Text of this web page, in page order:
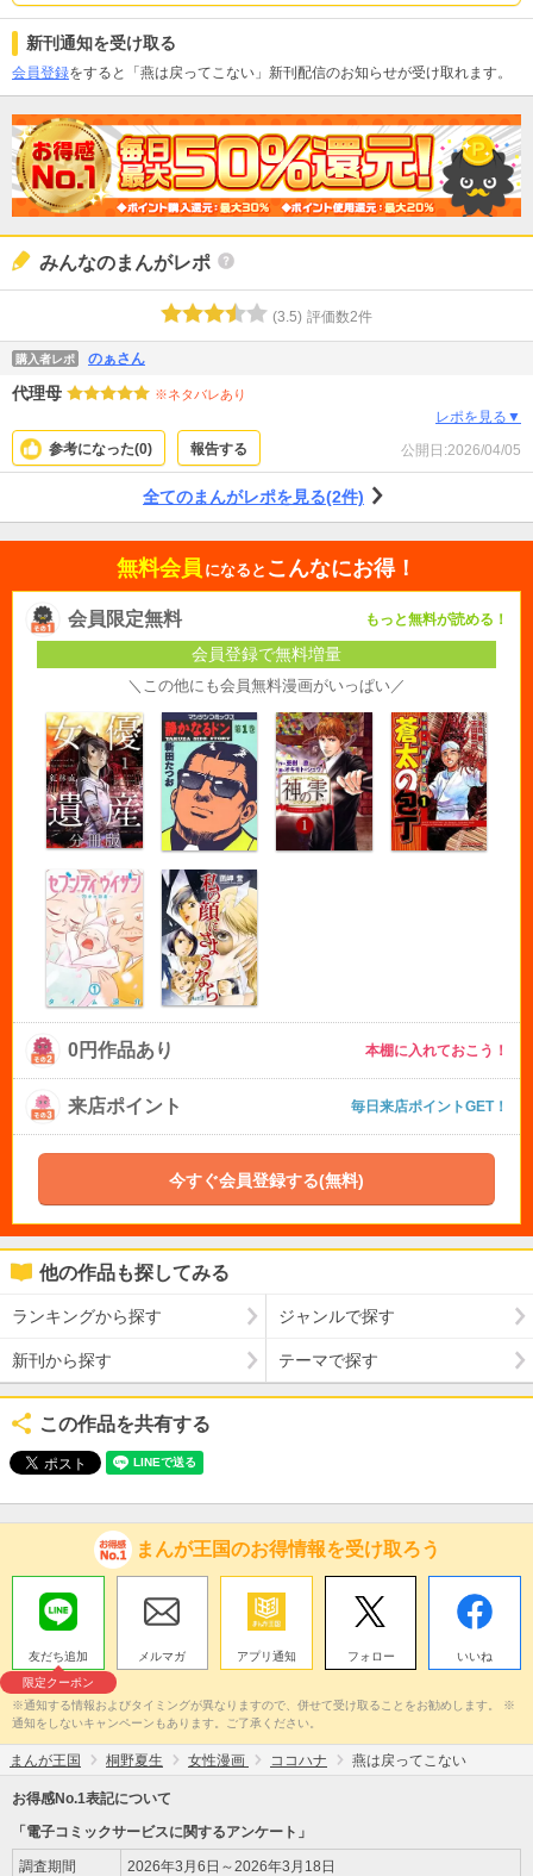
新刊通知を受け取る
会員登録をすると「燕は戻ってこない」新刊配信のお知らせが受け取れます。
みんなのまんがレポ
(3.5) 評価数2件
購入者レポ のぁさん
代理母 ※ネタバレあり
レポを見る▼
参考になった(0) 報告する 公開日:2026/04/05
全てのまんがレポを見る(2件)
無料会員 になると こんなにお得！
会員限定無料 もっと無料が読める！
会員登録で無料増量
＼この他にも会員無料漫画がいっぱい／
0円作品あり 本棚に入れておこう！
来店ポイント 毎日来店ポイントGET！
今すぐ会員登録する(無料)
他の作品も探してみる
ランキングから探す ジャンルで探す
新刊から探す テーマで探す
この作品を共有する
まんが王国のお得情報を受け取ろう
友だち追加
限定クーポン
メルマガ アプリ通知 フォロー いいね
※通知する情報およびタイミングが異なりますので、併せて受け取ることをお勧めします。 ※
通知をしないキャンペーンもあります。ご了承ください。
まんが王国 桐野夏生 女性漫画 ココハナ 燕は戻ってこない
お得感No.1表記について
「電子コミックサービスに関するアンケート」
調査期間 2026年3月6日～2026年3月18日